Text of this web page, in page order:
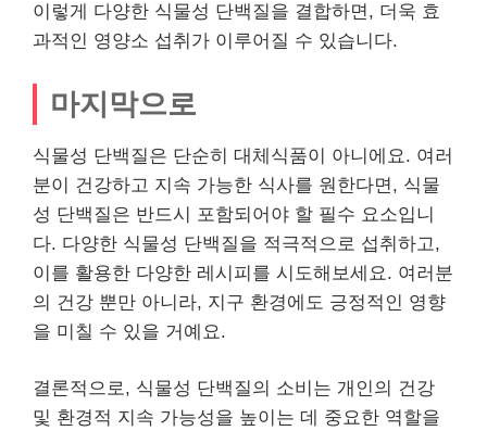
이렇게 다양한 식물성 단백질을 결합하면, 더욱 효
과적인 영양소 섭취가 이루어질 수 있습니다.
마지막으로
식물성 단백질은 단순히 대체식품이 아니에요. 여러
분이 건강하고 지속 가능한 식사를 원한다면, 식물
성 단백질은 반드시 포함되어야 할 필수 요소입니
다. 다양한 식물성 단백질을 적극적으로 섭취하고,
이를 활용한 다양한 레시피를 시도해보세요. 여러분
의 건강 뿐만 아니라, 지구 환경에도 긍정적인 영향
을 미칠 수 있을 거예요.
결론적으로, 식물성 단백질의 소비는 개인의 건강
및 환경적 지속 가능성을 높이는 데 중요한 역할을